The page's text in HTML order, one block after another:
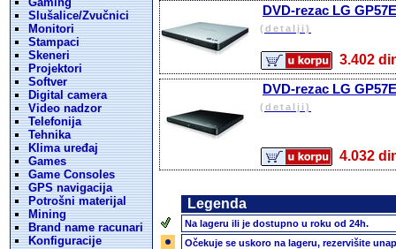
Slušalice/Zvučnici
Monitori
Stampaci
Skeneri
Projektori
Softver
Digital camera
Video nadzor
Telefonija
Tehnika
Klima uređaj
Games
Game Consoles
GPS navigacija
Potrošni materijal
Mining
Brand name racunari
Konfiguracije
DVD-rezac LG
(detalji)
3.402
DVD-rezac LG
(detalji)
4.032
Legenda
Na lageru ili je dostupno u roku od 24h.
Očekuje se uskoro na lageru, rezervišite